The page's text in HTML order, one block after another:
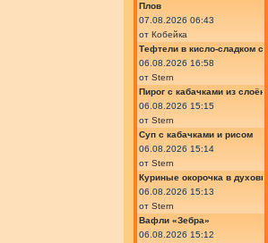
Плов
07.08.2026 06:43
от Кобейка
Тефтели в кисло-сладком
06.08.2026 16:58
от Stern
Пирог с кабачками из
06.08.2026 15:15
от Stern
Суп с кабачками и рисом
06.08.2026 15:14
от Stern
Куриные окорочка в
06.08.2026 15:13
от Stern
Вафли «Зебра»
06.08.2026 15:12